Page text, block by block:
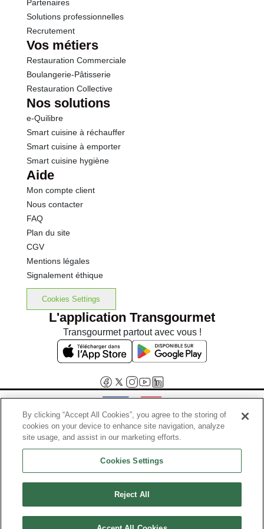
Partenaires
Solutions professionnelles
Recrutement
Vos métiers
Restauration Commerciale
Boulangerie-Pâtisserie
Restauration Collective
Nos solutions
e-Quilibre
Smart cuisine à réchauffer
Smart cuisine à emporter
Smart cuisine hygiène
Aide
Mon compte client
Nous contacter
FAQ
Plan du site
CGV
Mentions légales
Signalement éthique
Cookies Settings
L'application Transgourmet
Transgourmet partout avec vous !
Interdiction de vente de boissons alcooliques aux mineurs de
moins de 18 ans
La preuve de majorité de l'acheteur est exigée au moment de la vente
Code de la santé publique, Aar.l.3342-1 et l.3353-3
© Tous droits réservés
By clicking “Accept All Cookies”, you agree to the storing of
cookies on your device to enhance site navigation, analyze
site usage, and assist in our marketing efforts.
Cookies Settings
Reject All